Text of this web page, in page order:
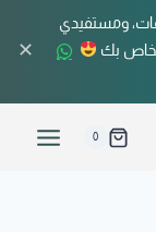
ومستفيدي
بك
✕
0